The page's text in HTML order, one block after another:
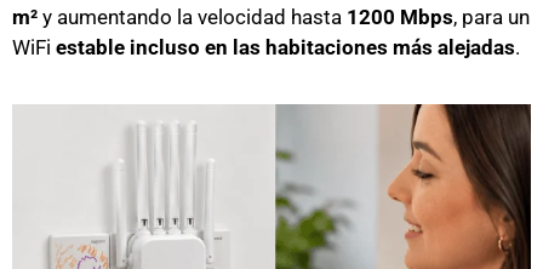
m² y aumentando la velocidad hasta 1200 Mbps, para un
WiFi estable incluso en las habitaciones más alejadas.